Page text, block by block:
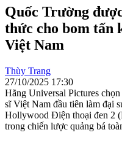
Quốc Trường
thức cho bom tấn
Việt Nam
Thùy Trang
27/10/2025 17:30
Hãng Universal Pictures
sĩ Việt Nam đầu tiên làm đại
Hollywood Điện thoại đen 2
trong chiến lược quảng bá